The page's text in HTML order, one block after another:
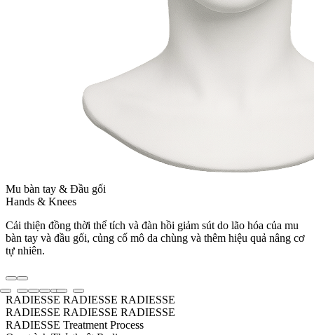
Mu bàn tay & Đầu gối
Hands & Knees
Cải thiện đồng thời thể tích và đàn hồi giảm sút do lão hóa của mu
bàn tay và đầu gối, củng cố mô da chùng và thêm hiệu quả nâng cơ
tự nhiên.
RADIESSE RADIESSE RADIESSE
RADIESSE RADIESSE RADIESSE
RADIESSE Treatment Process